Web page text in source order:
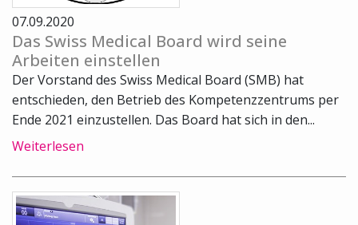
07.09.2020
Das Swiss Medical Board wird seine
Arbeiten einstellen
Der Vorstand des Swiss Medical Board (SMB) hat
entschieden, den Betrieb des Kompetenzzentrums per
Ende 2021 einzustellen. Das Board hat sich in den...
Weiterlesen